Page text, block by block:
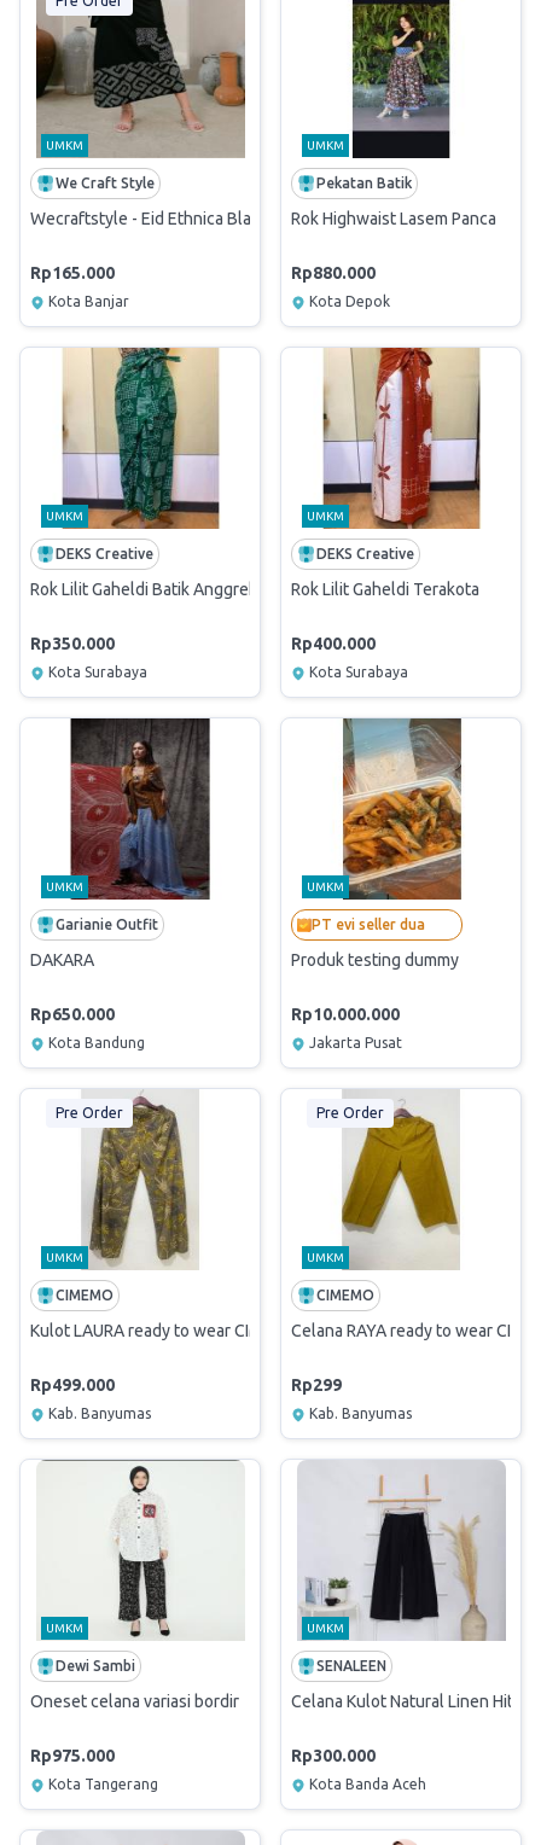
UMKM
We Craft Style
Wecraftstyle - Eid Ethnica Black Series // Rok Lilit All Size
Rp165.000
Kota Banjar
UMKM
Pekatan Batik
Rok Highwaist Lasem Panca
Rp880.000
Kota Depok
UMKM
DEKS Creative
Rok Lilit Gaheldi Batik Anggrek Hijau
Rp350.000
Kota Surabaya
UMKM
DEKS Creative
Rok Lilit Gaheldi Terakota
Rp400.000
Kota Surabaya
UMKM
Garianie Outfit
DAKARA
Rp650.000
Kota Bandung
UMKM
PT evi seller dua
Produk testing dummy
Rp10.000.000
Jakarta Pusat
Pre Order
UMKM
CIMEMO
Kulot LAURA ready to wear CIMEMO material Ecoprint rayon twill
Rp499.000
Kab. Banyumas
Pre Order
UMKM
CIMEMO
Celana RAYA ready to wear
Rp299
Kab. Banyumas
UMKM
Dewi Sambi
Oneset celana variasi bordir
Rp975.000
Kota Tangerang
UMKM
SENALEEN
Celana Kulot Natural Linen Hitam
Rp300.000
Kota Banda Aceh